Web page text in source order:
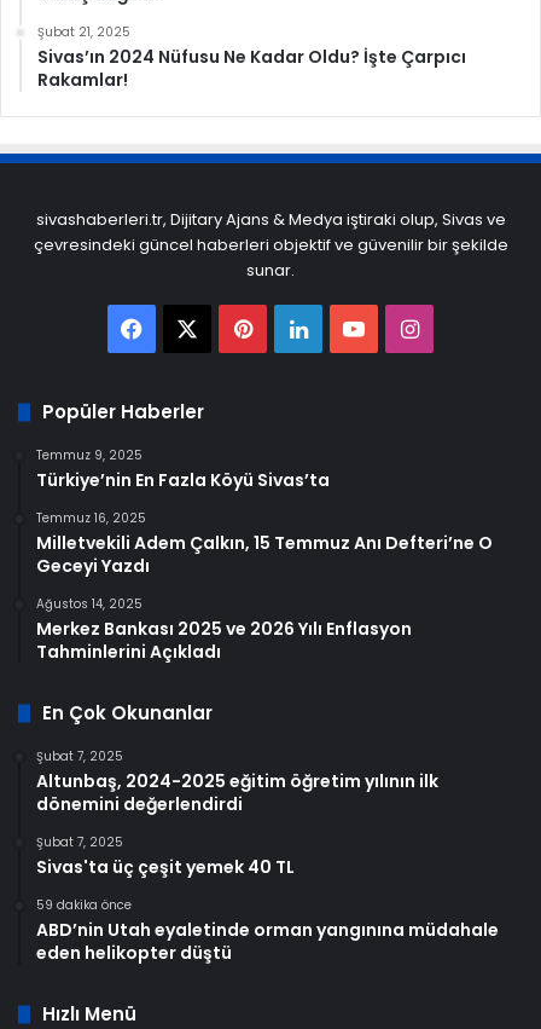
Şubat 21, 2025
Sivas’ın 2024 Nüfusu Ne Kadar Oldu? İşte Çarpıcı
Rakamlar!
sivashaberleri.tr, Dijitary Ajans & Medya iştiraki olup, Sivas ve
çevresindeki güncel haberleri objektif ve güvenilir bir şekilde
sunar.
FacebookPinterest
LinkedInYouTubeInstagram
Popüler Haberler
Temmuz 9, 2025
Türkiye’nin En Fazla Köyü Sivas’ta
Temmuz 16, 2025
Milletvekili Adem Çalkın, 15 Temmuz Anı Defteri’ne O
Geceyi Yazdı
Ağustos 14, 2025
Merkez Bankası 2025 ve 2026 Yılı Enflasyon
Tahminlerini Açıkladı
En Çok Okunanlar
Şubat 7, 2025
Altunbaş, 2024-2025 eğitim öğretim yılının ilk
dönemini değerlendirdi
Şubat 7, 2025
Sivas'ta üç çeşit yemek 40 TL
59 dakika önce
ABD’nin Utah eyaletinde orman yangınına müdahale
eden helikopter düştü
Hızlı Menü